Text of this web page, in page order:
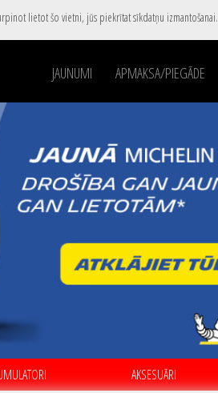
lietot šo vietni, jūs piekrītat sīkdatņu izmantošanai.
JAUNUMI APMAKSA/PIEGĀDE
AKSESUĀRI